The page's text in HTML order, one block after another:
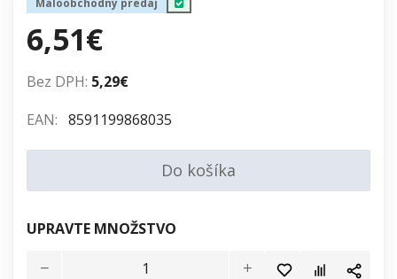
Maloobchodný predaj
6,51€
Bez DPH: 5,29€
EAN: 8591199868035
Do košíka
UPRAVTE MNOŽSTVO